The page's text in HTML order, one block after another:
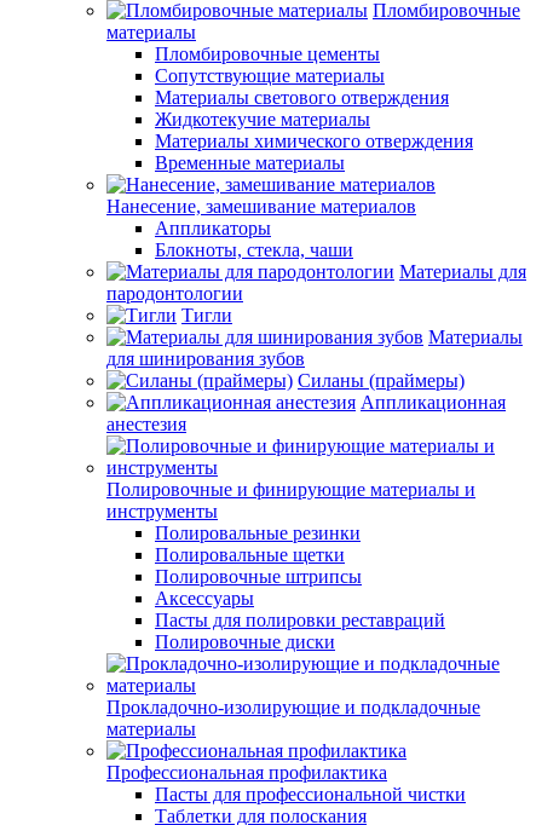
Пломбировочные
материалы
Пломбировочные цементы
Сопутствующие материалы
Материалы светового отверждения
Жидкотекучие материалы
Материалы химического отверждения
Временные материалы
Нанесение, замешивание материалов
Аппликаторы
Блокноты, стекла, чаши
Материалы для
пародонтологии
Тигли
Материалы
для шинирования зубов
Силаны (праймеры)
Аппликационная
анестезия
Полировочные и финирующие материалы и
инструменты
Полировальные резинки
Полировальные щетки
Полировочные штрипсы
Аксессуары
Пасты для полировки реставраций
Полировочные диски
Прокладочно-изолирующие и подкладочные
материалы
Профессиональная профилактика
Пасты для профессиональной чистки
Таблетки для полоскания